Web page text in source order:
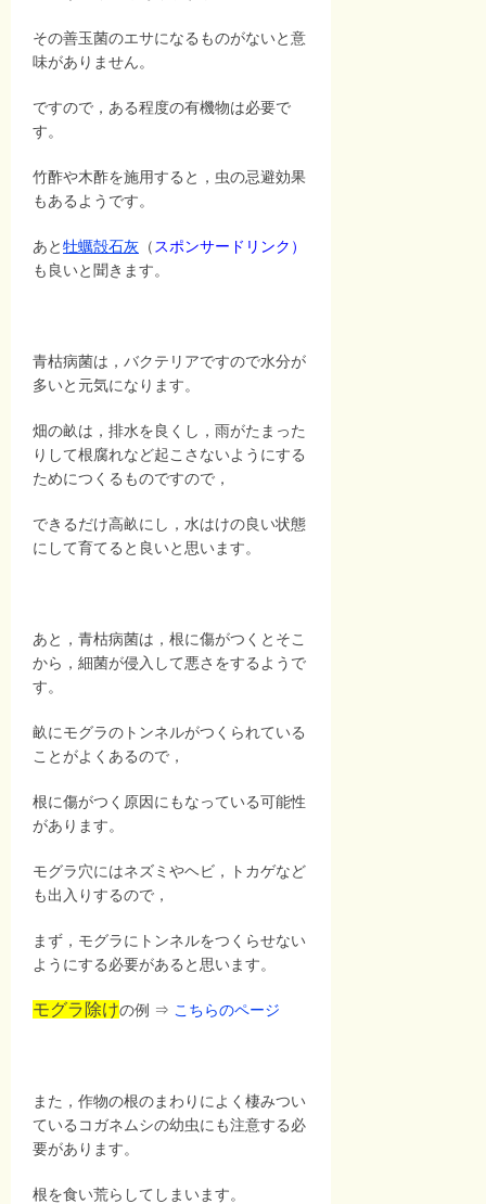
その善玉菌のエサになるものがないと意
味がありません。
ですので，ある程度の有機物は必要で
す。
竹酢や木酢を施用すると，虫の忌避効果
もあるようです。
あと牡蠣殻石灰 （ スポンサードリンク）
も良いと聞きます。
青枯病菌は，バクテリアですので水分が
多いと元気になります。
畑の畝は，排水を良くし，雨がたまった
りして根腐れなど起こさないようにする
ためにつくるものですので，
できるだけ高畝にし，水はけの良い状態
にして育てると良いと思います。
あと，青枯病菌は，根に傷がつくとそこ
から，細菌が侵入して悪さをするようで
す。
畝にモグラのトンネルがつくられている
ことがよくあるので，
根に傷がつく原因にもなっている可能性
があります。
モグラ穴にはネズミやヘビ，トカゲなど
も出入りするので，
まず，モグラにトンネルをつくらせない
ようにする必要があると思います。
モグラ除けの例 ⇒ こちらのページ
また，作物の根のまわりによく棲みつい
ているコガネムシの幼虫にも注意する必
要があります。
根を食い荒らしてしまいます。